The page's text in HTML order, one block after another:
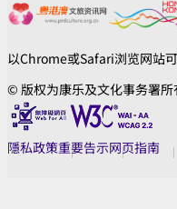
以Chrome或Safari浏览网站
© 版权为康乐及文化事务署所
隱私政策重要告示网页指南